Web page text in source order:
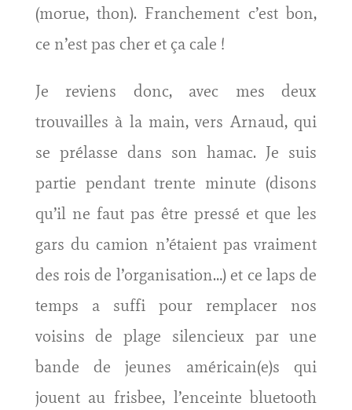
(morue, thon). Franchement c’est bon,
ce n’est pas cher et ça cale !
Je reviens donc, avec mes deux
trouvailles à la main, vers Arnaud, qui
se prélasse dans son hamac. Je suis
partie pendant trente minute (disons
qu’il ne faut pas être pressé et que les
gars du camion n’étaient pas vraiment
des rois de l’organisation…) et ce laps de
temps a suffi pour remplacer nos
voisins de plage silencieux par une
bande de jeunes américain(e)s qui
jouent au frisbee, l’enceinte bluetooth